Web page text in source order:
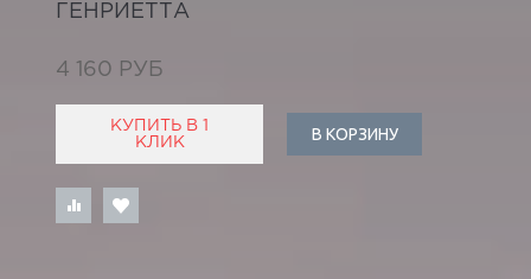
ГЕНРИЕТТА
4 160 РУБ
КУПИТЬ В 1
КЛИК
В КОРЗИНУ